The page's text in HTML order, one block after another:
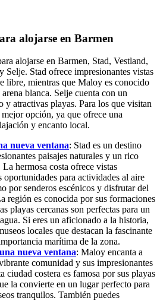
alojarse en Barmen
alojarse en Barmen, Stad, Vestland,
Selje. Stad ofrece impresionantes vistas
libre, mientras que Maloy es conocido
blanca. Selje cuenta con un
y atractivas playas. Para los que visitan
opción, ya que ofrece una
y encanto local.
nueva ventana: Stad es un destino
paisajes naturales y un rico
hermosa costa ofrece vistas
oportunidades para actividades al aire
por senderos escénicos y disfrutar del
región es conocida por sus formaciones
playas cercanas son perfectas para un
Si eres un aficionado a la historia,
locales que destacan la fascinante
marítima de la zona.
nueva ventana: Maloy encanta a
comunidad y sus impresionantes
ciudad costera es famosa por sus playas
la convierte en un lugar perfecto para
tranquilos. También puedes